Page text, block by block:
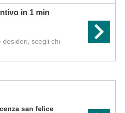
in 1 min
desideri, scegli chi
san felice